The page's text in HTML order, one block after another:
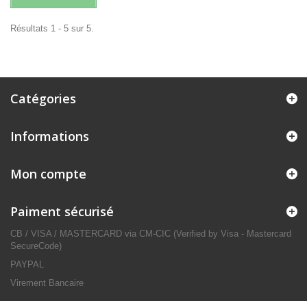
Résultats 1 - 5 sur 5.
Catégories
Informations
Mon compte
Paiment sécurisé
CB / VISA / MASTERCARD via CM-CIC (Verified by Visa - Mastercard
SecureCode)
PAYPAL
Virement Bancaire